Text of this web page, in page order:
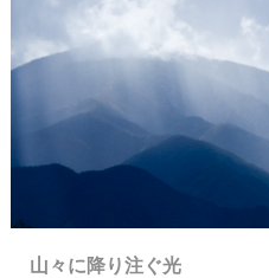
山々に降り注ぐ光